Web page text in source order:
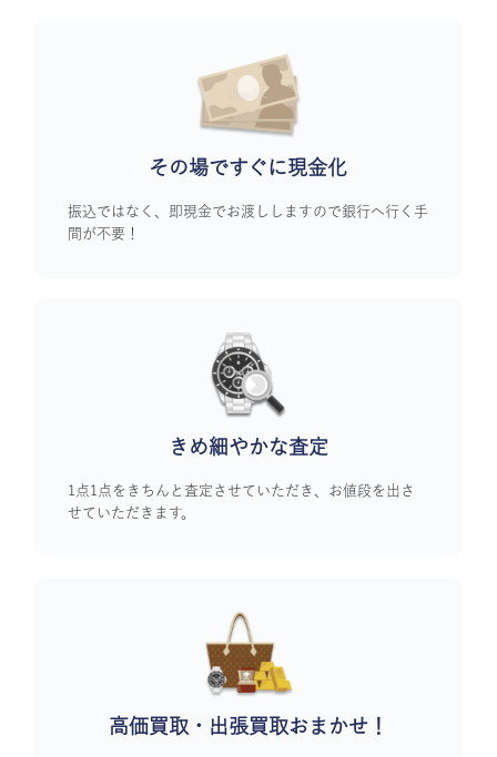
その場ですぐに現金化
振込ではなく、即現金でお渡ししますので銀行へ行く手
間が不要！
きめ細やかな査定
1点1点をきちんと査定させていただき、お値段を出さ
せていただきます。
高価買取・出張買取おまかせ！